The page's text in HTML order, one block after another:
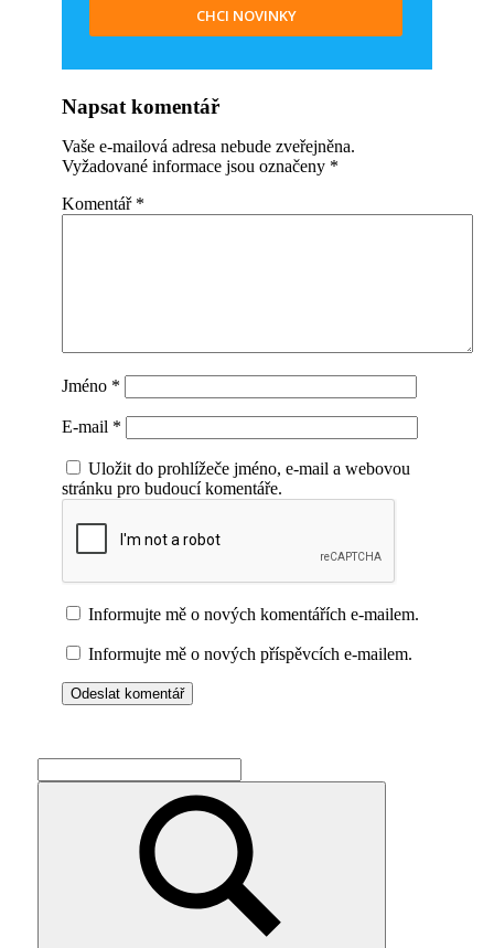
CHCI NOVINKY
Napsat komentář
Vaše e-mailová adresa nebude zveřejněna.
Vyžadované informace jsou označeny *
Komentář *
Jméno *
E-mail *
Uložit do prohlížeče jméno, e-mail a webovou
stránku pro budoucí komentáře.
Informujte mě o nových komentářích e-mailem.
Informujte mě o nových příspěvcích e-mailem.
for: